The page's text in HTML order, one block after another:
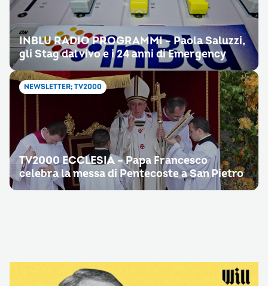
INBLU RADIO PROGRAMMI – Paola Saluzzi,
gli Stag dal vivo e i 24 anni di Emergency
NEWSLETTER; TV2000
TV2000 ECCLESIA – Papa Francesco
celebra la messa di Pentecoste a San Pietro